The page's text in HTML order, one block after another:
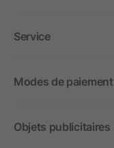
Service
Modes de paiement
Objets publicitaires